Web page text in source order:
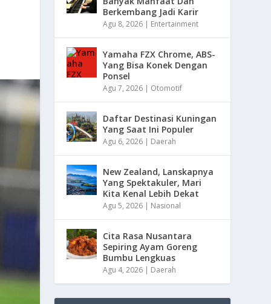
Berkembang Jadi Karir
Agu 8, 2026 | Entertainment
Yamaha FZX Chrome, ABS-
Yang Bisa Konek Dengan
Ponsel
Agu 7, 2026 | Otomotif
Daftar Destinasi Kuningan
Yang Saat Ini Populer
Agu 6, 2026 | Daerah
New Zealand, Lanskapnya
Yang Spektakuler, Mari
Kita Kenal Lebih Dekat
Agu 5, 2026 | Nasional
Cita Rasa Nusantara
Sepiring Ayam Goreng
Bumbu Lengkuas
Agu 4, 2026 | Daerah